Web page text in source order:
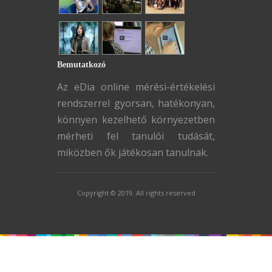
Bemutatkozó
Az eDia online mérési-értékelési
rendszerrel gyorsan, hatékonyan,
könnyen kezelhető környezetben
mérheti fel tanulói tudását,
miközben ők játékosan tanulnak.
Copyright © 2019. All rights reserved